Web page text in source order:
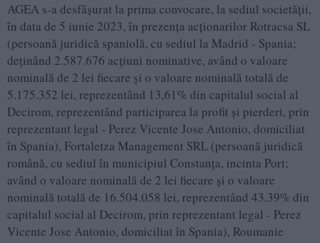
AGEA s-a desfășurat la prima convocare, la sediul societăţii,
în data de 5 iunie 2023, în prezenţa acţionarilor Rotracsa SL
(persoană juridică spaniolă, cu sediul la Madrid - Spania;
deţinând 2.587.676 acţiuni nominative, având o valoare
nominală de 2 lei fiecare şi o valoare nominală totală de
5.175.352 lei, reprezentând 13,61% din capitalul social al
Decirom, reprezentând participarea la profit şi pierderi, prin
reprezentant legal - Perez Vicente Jose Antonio, domiciliat
în Spania), Fortaletza Management SRL (persoană juridică
română, cu sediul în municipiul Constanţa, incinta Port;
având o valoare nominală de 2 lei fiecare şi o valoare
nominală totală de 16.504.058 lei, reprezentând 43,39% din
capitalul social al Decirom, prin reprezentant legal - Perez
Vicente Jose Antonio, domiciliat în Spania), Roumanie